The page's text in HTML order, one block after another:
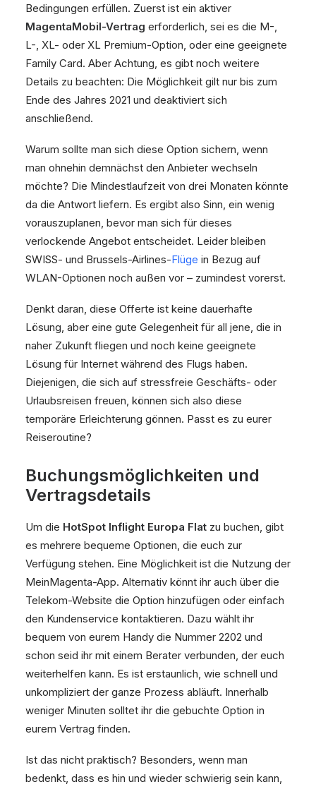
Bedingungen erfüllen. Zuerst ist ein aktiver
MagentaMobil-Vertrag erforderlich, sei es die M-,
L-, XL- oder XL Premium-Option, oder eine geeignete
Family Card. Aber Achtung, es gibt noch weitere
Details zu beachten: Die Möglichkeit gilt nur bis zum
Ende des Jahres 2021 und deaktiviert sich
anschließend.
Warum sollte man sich diese Option sichern, wenn
man ohnehin demnächst den Anbieter wechseln
möchte? Die Mindestlaufzeit von drei Monaten könnte
da die Antwort liefern. Es ergibt also Sinn, ein wenig
vorauszuplanen, bevor man sich für dieses
verlockende Angebot entscheidet. Leider bleiben
SWISS- und Brussels-Airlines-Flüge in Bezug auf
WLAN-Optionen noch außen vor – zumindest vorerst.
Denkt daran, diese Offerte ist keine dauerhafte
Lösung, aber eine gute Gelegenheit für all jene, die in
naher Zukunft fliegen und noch keine geeignete
Lösung für Internet während des Flugs haben.
Diejenigen, die sich auf stressfreie Geschäfts- oder
Urlaubsreisen freuen, können sich also diese
temporäre Erleichterung gönnen. Passt es zu eurer
Reiseroutine?
Buchungsmöglichkeiten und
Vertragsdetails
Um die HotSpot Inflight Europa Flat zu buchen, gibt
es mehrere bequeme Optionen, die euch zur
Verfügung stehen. Eine Möglichkeit ist die Nutzung der
MeinMagenta-App. Alternativ könnt ihr auch über die
Telekom-Website die Option hinzufügen oder einfach
den Kundenservice kontaktieren. Dazu wählt ihr
bequem von eurem Handy die Nummer 2202 und
schon seid ihr mit einem Berater verbunden, der euch
weiterhelfen kann. Es ist erstaunlich, wie schnell und
unkompliziert der ganze Prozess abläuft. Innerhalb
weniger Minuten solltet ihr die gebuchte Option in
eurem Vertrag finden.
Ist das nicht praktisch? Besonders, wenn man
bedenkt, dass es hin und wieder schwierig sein kann,